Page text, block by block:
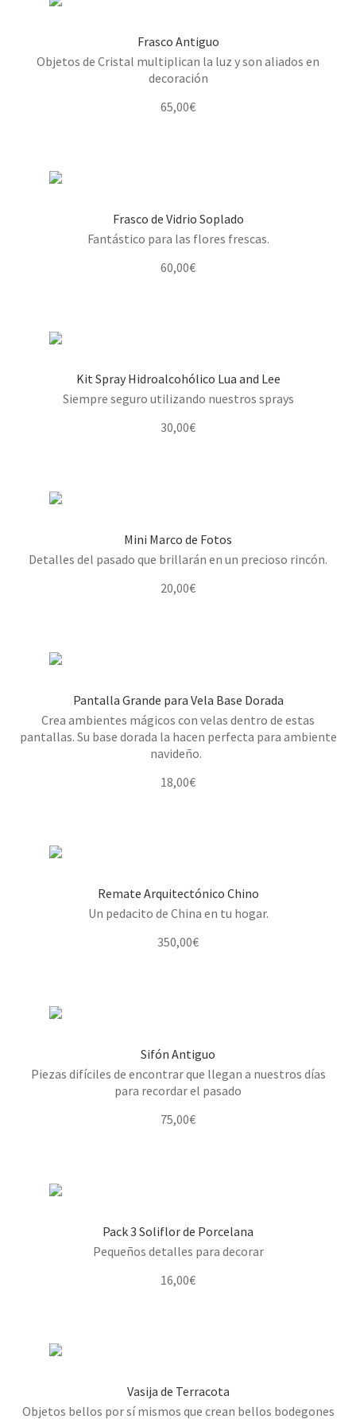
Frasco Antiguo
Objetos de Cristal multiplican la luz y son aliados en
decoración
65,00€
Frasco de Vidrio Soplado
Fantástico para las flores frescas.
60,00€
Kit Spray Hidroalcohólico Lua and Lee
Siempre seguro utilizando nuestros sprays
30,00€
Mini Marco de Fotos
Detalles del pasado que brillarán en un precioso rincón.
20,00€
Pantalla Grande para Vela Base Dorada
Crea ambientes mágicos con velas dentro de estas
pantallas. Su base dorada la hacen perfecta para ambiente
navideño.
18,00€
Remate Arquitectónico Chino
Un pedacito de China en tu hogar.
350,00€
Sifón Antiguo
Piezas difíciles de encontrar que llegan a nuestros días
para recordar el pasado
75,00€
Pack 3 Soliflor de Porcelana
Pequeños detalles para decorar
16,00€
Vasija de Terracota
Objetos bellos por sí mismos que crean bellos bodegones